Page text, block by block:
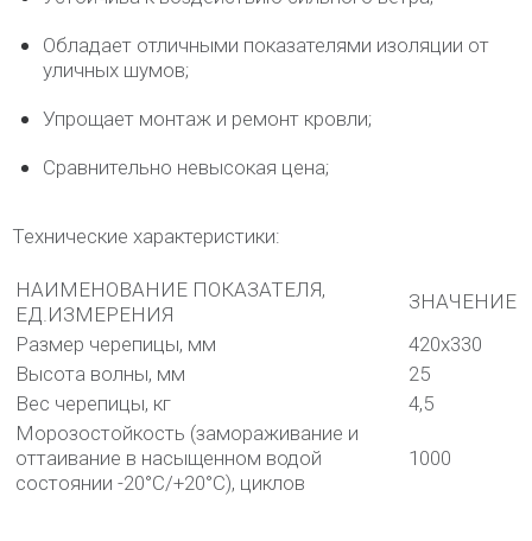
Обладает отличными показателями изоляции от
уличных шумов;
Упрощает монтаж и ремонт кровли;
Сравнительно невысокая цена;
Технические характеристики:
НАИМЕНОВАНИЕ ПОКАЗАТЕЛЯ,
ЕД.ИЗМЕРЕНИЯ
ЗНАЧЕНИЕ
Размер черепицы, мм
420х330
Высота волны, мм
25
Вес черепицы, кг
4,5
Морозостойкость (замораживание и
оттаивание в насыщенном водой
состоянии -20°С/+20°С), циклов
1000